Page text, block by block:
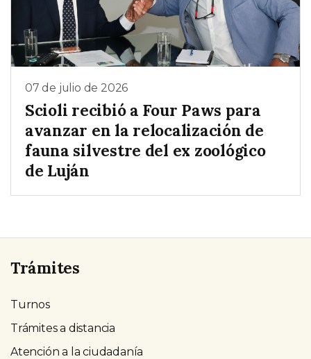
07 de julio de 2026
Scioli recibió a Four Paws para
avanzar en la relocalización de
fauna silvestre del ex zoológico
de Luján
Trámites
Turnos
Trámites a distancia
Atención a la ciudadanía